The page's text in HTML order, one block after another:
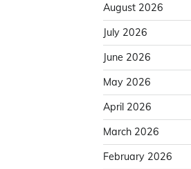
August 2026
July 2026
June 2026
May 2026
April 2026
March 2026
February 2026